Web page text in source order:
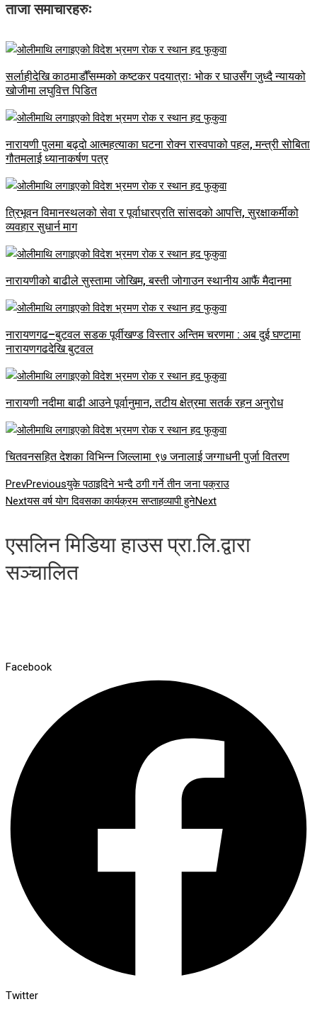
ताजा समाचारहरुः
सर्लाहीदेखि काठमाडौँसम्मको कष्टकर पदयात्राः भोक र घाउसँग जुध्दै न्यायको
खोजीमा लघुवित्त पिडित
नारायणी पुलमा बढ्दो आत्महत्याका घटना रोक्न रास्वपाको पहल, मन्त्री सोबिता
गौतमलाई ध्यानाकर्षण पत्र
त्रिभूवन विमानस्थलको सेवा र पूर्वाधारप्रति सांसदको आपत्ति, सुरक्षाकर्मीको
व्यवहार सुधार्न माग
नारायणीको बाढीले सुस्तामा जोखिम, बस्ती जोगाउन स्थानीय आफैं मैदानमा
नारायणगढ–बुटवल सडक पूर्वीखण्ड विस्तार अन्तिम चरणमा : अब दुई घण्टामा
नारायणगढदेखि बुटवल
नारायणी नदीमा बाढी आउने पूर्वानुमान, तटीय क्षेत्रमा सतर्क रहन अनुरोध
चितवनसहित देशका विभिन्न जिल्लामा ९७ जनालाई जग्गाधनी पुर्जा वितरण
PrevPreviousयुके पठाइदिने भन्दै ठगी गर्ने तीन जना पक्राउ
Nextयस वर्ष योग दिवसका कार्यक्रम सप्ताहव्यापी हुनेNext
एसलिन मिडिया हाउस प्रा.लि.द्वारा
सञ्चालित
Facebook
Twitter